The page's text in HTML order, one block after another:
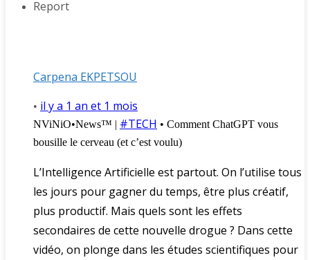
Report
Carpena EKPETSOU
• il y a 1 an et 1 mois
NViNiO•News™ | #TECH • Comment ChatGPT vous
bousille le cerveau (et c’est voulu)
L’Intelligence Artificielle est partout. On l’utilise tous
les jours pour gagner du temps, être plus créatif,
plus productif. Mais quels sont les effets
secondaires de cette nouvelle drogue ? Dans cette
vidéo, on plonge dans les études scientifiques pour